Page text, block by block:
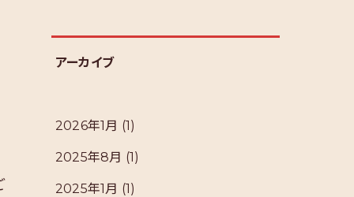
アーカイブ
2026年1月 (1)
2025年8月 (1)
2025年1月 (1)